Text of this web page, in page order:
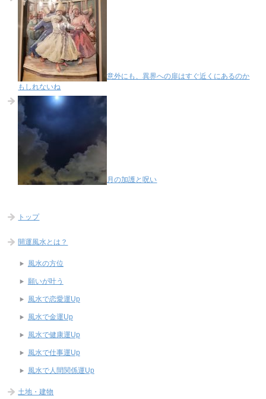
意外にも、異界への扉はすぐ近くにあるのか
もしれないね
月の加護と呪い
トップ
開運風水とは？
風水の方位
願いが叶う
風水で恋愛運Up
風水で金運Up
風水で健康運Up
風水で仕事運Up
風水で人間関係運Up
土地・建物